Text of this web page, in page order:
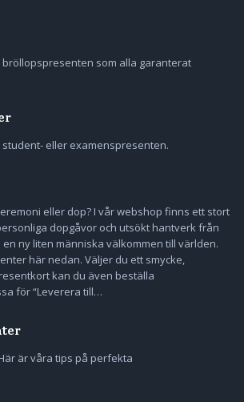
som alla garanterat
eller examenspresenten.
eller dop? I vår webshop finns ett stort
dopgåvor och utsökt hantverk från
ny liten människa välkommen till världen.
här nedan. Väljer du ett smycke,
kan du även beställa
för “Leverera till…
är våra tips på perfekta